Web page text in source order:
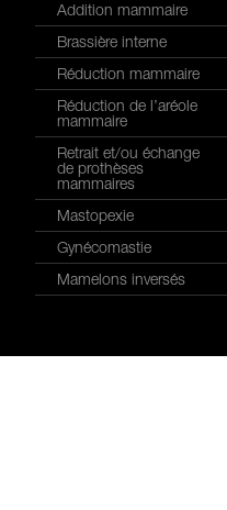
Addition mammaire
Brassière interne
Réduction mammaire
Réduction de l’aréole
mammaire
Retrait et/ou échange
de prothèses
mammaires
Mastopexie
Gynécomastie
Mamelons inversés